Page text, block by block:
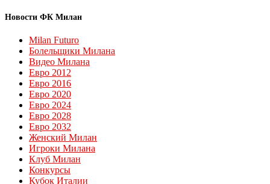
Новости ФК Милан
Milan Futuro
Болельщики Милана
Видео Милана
Евро 2012
Евро 2016
Евро 2020
Евро 2024
Евро 2028
Евро 2032
Женский Милан
Игроки Милана
Клуб Милан
Конкурсы
Кубок Италии